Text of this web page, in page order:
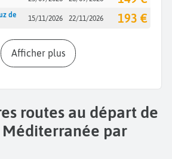
de
15/11/2026 22/11/2026 193 €
Afficher plus
routes au départ de
par